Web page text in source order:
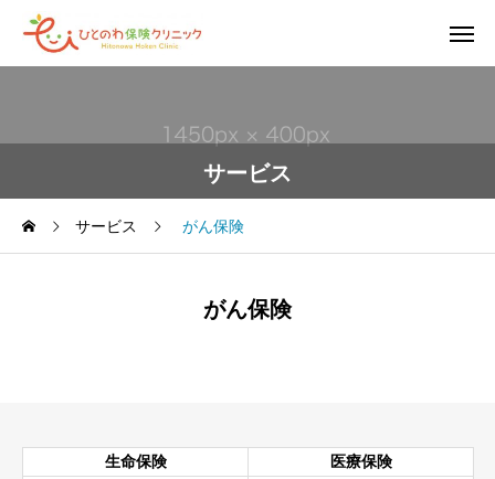
サービス
サービス がん保険
がん保険
生命保険
医療保険